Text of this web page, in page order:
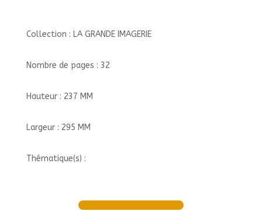
Collection : LA GRANDE IMAGERIE
Nombre de pages : 32
Hauteur : 237 MM
Largeur : 295 MM
Thématique(s) :